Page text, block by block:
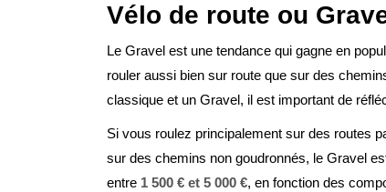
Vélo de route ou
Le Gravel est une tendance qui gagne en
rouler aussi bien sur route que sur des
classique et un Gravel, il est important de
Si vous roulez principalement sur des routes
sur des chemins non goudronnés, le Gravel
entre 1 500 € et 5 000 €, en fonction des